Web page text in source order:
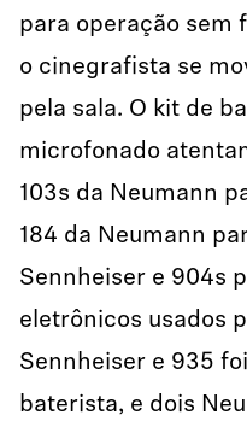
para operação sem
o cinegrafista se
pela sala. O kit de
microfonado
103s da Neumann
184 da Neumann
Sennheiser e 904s
eletrônicos usados
Sennheiser e 935
baterista, e dois